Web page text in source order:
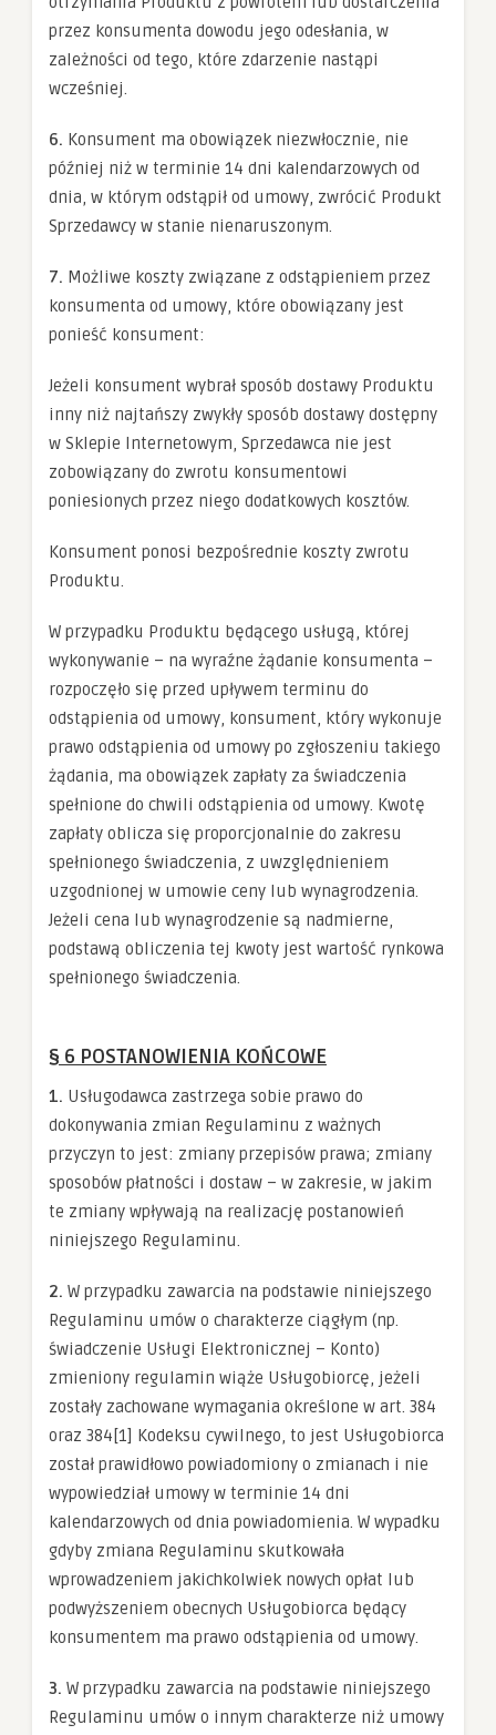
przez konsumenta dowodu jego odesłania, w
zależności od tego, które zdarzenie nastąpi
wcześniej.
6. Konsument ma obowiązek niezwłocznie, nie
później niż w terminie 14 dni kalendarzowych od
dnia, w którym odstąpił od umowy, zwrócić Produkt
Sprzedawcy w stanie nienaruszonym.
7. Możliwe koszty związane z odstąpieniem przez
konsumenta od umowy, które obowiązany jest
ponieść konsument:
Jeżeli konsument wybrał sposób dostawy Produktu
inny niż najtańszy zwykły sposób dostawy dostępny
w Sklepie Internetowym, Sprzedawca nie jest
zobowiązany do zwrotu konsumentowi
poniesionych przez niego dodatkowych kosztów.
Konsument ponosi bezpośrednie koszty zwrotu
Produktu.
W przypadku Produktu będącego usługą, której
wykonywanie – na wyraźne żądanie konsumenta –
rozpoczęło się przed upływem terminu do
odstąpienia od umowy, konsument, który wykonuje
prawo odstąpienia od umowy po zgłoszeniu takiego
żądania, ma obowiązek zapłaty za świadczenia
spełnione do chwili odstąpienia od umowy. Kwotę
zapłaty oblicza się proporcjonalnie do zakresu
spełnionego świadczenia, z uwzględnieniem
uzgodnionej w umowie ceny lub wynagrodzenia.
Jeżeli cena lub wynagrodzenie są nadmierne,
podstawą obliczenia tej kwoty jest wartość rynkowa
spełnionego świadczenia.
§ 6 POSTANOWIENIA KOŃCOWE
1. Usługodawca zastrzega sobie prawo do
dokonywania zmian Regulaminu z ważnych
przyczyn to jest: zmiany przepisów prawa; zmiany
sposobów płatności i dostaw – w zakresie, w jakim
te zmiany wpływają na realizację postanowień
niniejszego Regulaminu.
2. W przypadku zawarcia na podstawie niniejszego
Regulaminu umów o charakterze ciągłym (np.
świadczenie Usługi Elektronicznej – Konto)
zmieniony regulamin wiąże Usługobiorcę, jeżeli
zostały zachowane wymagania określone w art. 384
oraz 384[1] Kodeksu cywilnego, to jest Usługobiorca
został prawidłowo powiadomiony o zmianach i nie
wypowiedział umowy w terminie 14 dni
kalendarzowych od dnia powiadomienia. W wypadku
gdyby zmiana Regulaminu skutkowała
wprowadzeniem jakichkolwiek nowych opłat lub
podwyższeniem obecnych Usługobiorca będący
konsumentem ma prawo odstąpienia od umowy.
3. W przypadku zawarcia na podstawie niniejszego
Regulaminu umów o innym charakterze niż umowy